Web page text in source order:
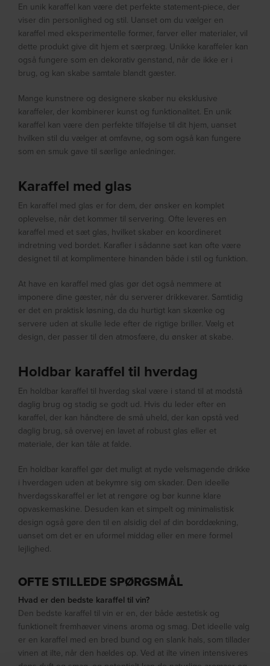
En unik karaffel kan være det perfekte statement-piece, der
viser din personlighed og stil. Uanset om du vælger en
karaffel med eksperimentelle former, farver eller materialer, vil
dette produkt give dit hjem et særpræg. Unikke karaffeler kan
også fungere som en dekorativ genstand, når de ikke er i
brug, og kan skabe samtale blandt gæster.
Mange kunstnere og designere skaber nu eksklusive
karaffeler, der kombinerer kunst og funktionalitet. En unik
karaffel kan være den perfekte tilføjelse til dit hjem, uanset
hvilken stil du vælger at omfavne, og som også kan fungere
som en smuk gave til særlige anledninger.
Karaffel med glas
En karaffel med glas er for dem, der ønsker en komplet
oplevelse, når det kommer til servering. Ofte leveres en
karaffel med et sæt glas, hvilket skaber en koordineret
indretning ved bordet. Karafler i sådanne sæt kan ofte være
designet til at komplimentere hinanden både i stil og funktion.
At have en karaffel med glas gør det også nemmere at
imponere dine gæster, når du serverer drikkevarer. Samtidig
er det en praktisk løsning, da du hurtigt kan skænke og
servere uden at skulle lede efter de rigtige briller. Vælg et
design, der passer til den atmosfære, du ønsker at skabe.
Holdbar karaffel til hverdag
En holdbar karaffel til hverdag skal være i stand til at modstå
daglig brug og stadig se godt ud. Hvis du leder efter en
karaffel, der kan håndtere de små uheld, der kan opstå ved
daglig brug, så overvej en lavet af robust glas eller et
materiale, der kan tåle at falde.
En holdbar karaffel gør det muligt at nyde velsmagende drikke
i hverdagen uden at bekymre sig om skader. Den ideelle
hverdagsskaraffel er let at rengøre og bør kunne klare
opvaskemaskine. Desuden kan et simpelt og minimalistisk
design også gøre den til en alsidig del af din borddækning,
uanset om det er en uformel middag eller en mere formel
lejlighed.
OFTE STILLEDE SPØRGSMÅL
Hvad er den bedste karaffel til vin?
Den bedste karaffel til vin er en, der både æstetisk og
funktionelt fremhæver vinens aroma og smag. Det ideelle valg
er en karaffel med en bred bund og en slank hals, som tillader
vinen at ilte, når den hældes op. Ved at ilte vinen intensiveres